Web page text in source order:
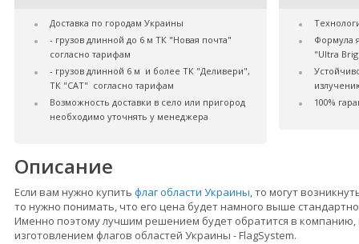
Доставка по городам Украины
- грузов длинной до 6 м ТК "Новая почта"
согласно тарифам
- грузов длинной 6 м и более ТК "Деливери",
ТК "САТ" согласно тарифам
Возможность доставки в село или пригород
необходимо уточнять у менеджера
Формула
"Ultra
100%
Описание
Если вам нужно купить флаг области Украины, то могут
то нужно понимать, что его цена будет намного выше
Именно поэтому лучшим решением будет обратится в компанию,
изготовлением флагов областей Украины - FlagSystem.